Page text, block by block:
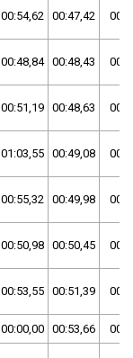
00:54,62 00:47,42
00:48,84 00:48,43
00:51,19 00:48,63
01:03,55 00:49,08
00:55,32 00:49,98
00:50,98 00:50,45
00:53,55 00:51,39
00:00,00 00:53,66